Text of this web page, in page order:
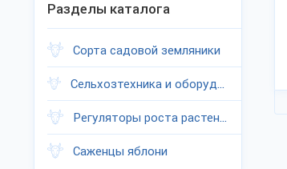
Разделы каталога
Сорта садовой земляники
Сельхозтехника и оборудование
Регуляторы роста растений
Саженцы яблони